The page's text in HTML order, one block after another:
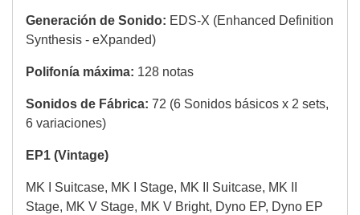
Generación de Sonido: EDS-X (Enhanced Definition
Synthesis - eXpanded)
Polifonía máxima: 128 notas
Sonidos de Fábrica: 72 (6 Sonidos básicos x 2 sets,
6 variaciones)
EP1 (Vintage)
MK I Suitcase, MK I Stage, MK II Suitcase, MK II
Stage, MK V Stage, MK V Bright, Dyno EP, Dyno EP